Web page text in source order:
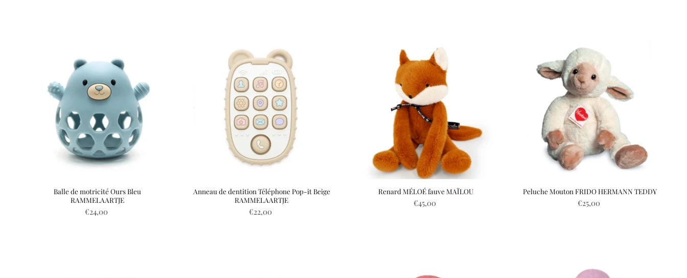
Balle de motricité Ours Bleu
RAMMELAARTJE
€24,00
Anneau de dentition Téléphone Pop-it Beige
RAMMELAARTJE
€22,00
Renard MÉLOÉ fauve MAÏLOU
€45,00
Peluche Mouton FRIDO HERMANN TEDDY
€25,00